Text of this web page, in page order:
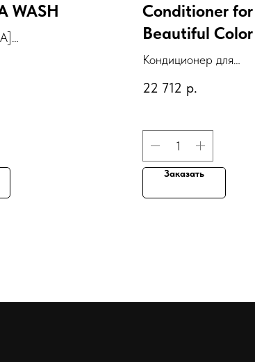
WASH
Conditioner for
Beautiful Color
Кондиционер для
"Великолепие цвета"
22 712 р.
Заказать